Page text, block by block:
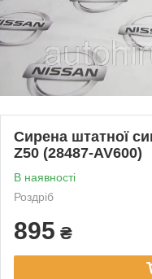
Сирена штатної
Z50 (28487-AV600)
В наявності
Роздріб
895 ₴